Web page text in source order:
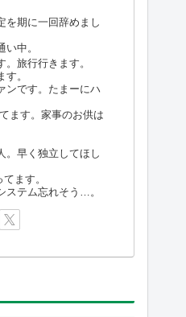
を期に一回辞めまし
中。
旅行行きます。
。
ンです。たまーにハ
ます。家事のお供は
。早く独立してほし
ます。
ステム忘れそう…。